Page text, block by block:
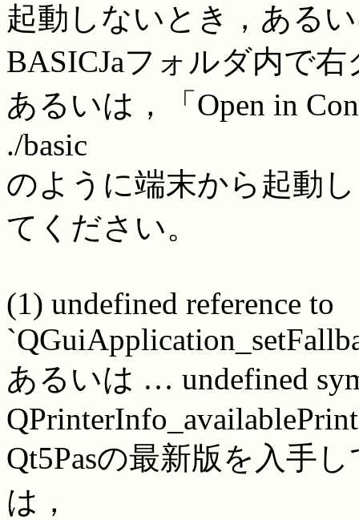
起動しないとき，ある
BASICJaフォルダ内で
あるいは，「Open in
./basic
のように端末から起動
てください。
(1) undefined reference to
あるいは … undefined
Qt5Pasの最新版を入手
は，